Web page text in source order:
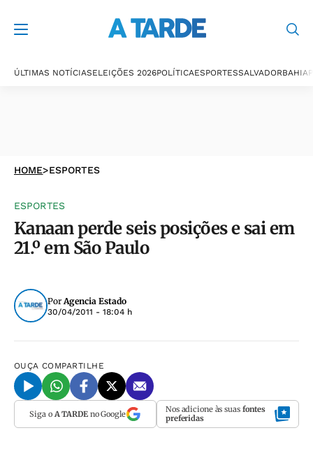
ÚLTIMAS NOTÍCIASELEIÇÕES 2026POLÍTICAESPORTESSALVADORBAHIA
HOME>ESPORTES
ESPORTES
Kanaan perde seis posições e sai em
21.º em São Paulo
PorAgencia Estado
30/04/2011 - 18:04 h
OUÇA COMPARTILHE
Siga o A TARDEno Google Nos adicione às suas fontes
preferidas